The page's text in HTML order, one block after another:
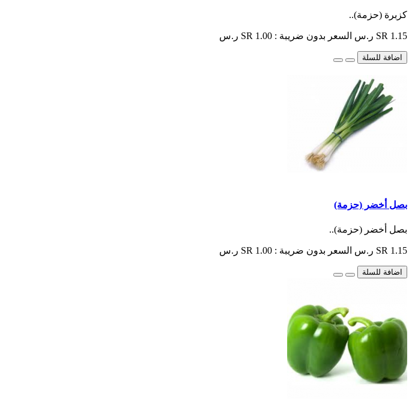
كزبرة (حزمة)..
SR 1.15 ر.س السعر بدون ضريبة : SR 1.00 ر.س
اضافة للسلة
بصل أخضر (حزمة)
بصل أخضر (حزمة)..
SR 1.15 ر.س السعر بدون ضريبة : SR 1.00 ر.س
اضافة للسلة